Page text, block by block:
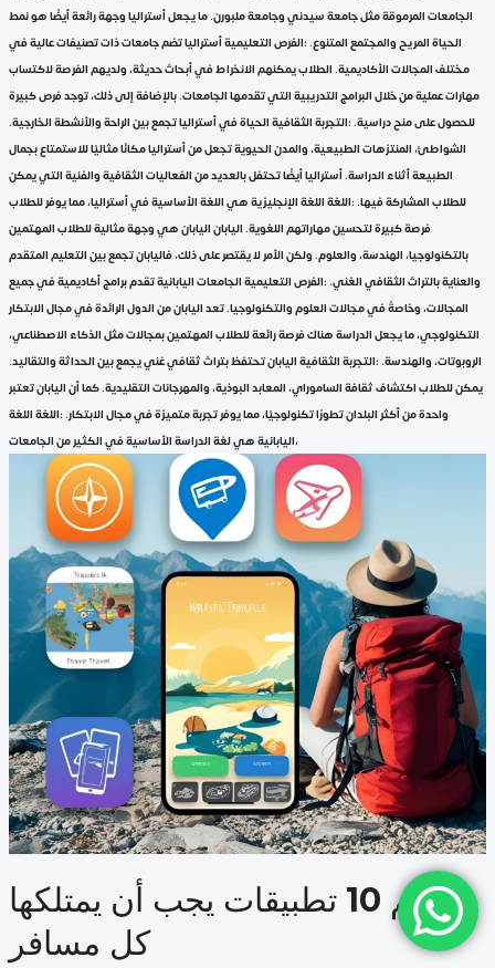
الجامعات المرموقة مثل جامعة سيدني وجامعة ملبورن. ما يجعل أستراليا وجهة رائعة أيضًا هو نمط
الحياة المريح والمجتمع المتنوع. :الفرص التعليمية أستراليا تضم جامعات ذات تصنيفات عالية في
مختلف المجالات الأكاديمية. الطلاب يمكنهم الانخراط في أبحاث حديثة، ولديهم الفرصة لاكتساب
مهارات عملية من خلال البرامج التدريبية التي تقدمها الجامعات. بالإضافة إلى ذلك، توجد فرص كبيرة
للحصول على منح دراسية. :التجربة الثقافية الحياة في أستراليا تجمع بين الراحة والأنشطة الخارجية.
الشواطئ، المنتزهات الطبيعية، والمدن الحيوية تجعل من أستراليا مكانًا مثاليًا للاستمتاع بجمال
الطبيعة أثناء الدراسة. أستراليا أيضًا تحتفل بالعديد من الفعاليات الثقافية والفنية التي يمكن
للطلاب المشاركة فيها. :اللغة اللغة الإنجليزية هي اللغة الأساسية في أستراليا، مما يوفر للطلاب
فرصة كبيرة لتحسين مهاراتهم اللغوية. اليابان اليابان هي وجهة مثالية للطلاب المهتمين
بالتكنولوجيا، الهندسة، والعلوم. ولكن الأمر لا يقتصر على ذلك، فاليابان تجمع بين التعليم المتقدم
والعناية بالتراث الثقافي الغني. :الفرص التعليمية الجامعات اليابانية تقدم برامج أكاديمية في جميع
المجالات، وخاصةً في مجالات العلوم والتكنولوجيا. تعد اليابان من الدول الرائدة في مجال الابتكار
التكنولوجي، ما يجعل الدراسة هناك فرصة رائعة للطلاب المهتمين بمجالات مثل الذكاء الاصطناعي،
الروبوتات، والهندسة. :التجربة الثقافية اليابان تحتفظ بتراث ثقافي غني يجمع بين الحداثة والتقاليد.
يمكن للطلاب اكتشاف ثقافة الساموراي، المعابد البوذية، والمهرجانات التقليدية. كما أن اليابان تعتبر
واحدة من أكثر البلدان تطورًا تكنولوجيًا، مما يوفر تجربة متميزة في مجال الابتكار. :اللغة اللغة
اليابانية هي لغة الدراسة الأساسية في الكثير من الجامعات،
أهم 10 تطبيقات يجب أن يمتلكها
كل مسافر